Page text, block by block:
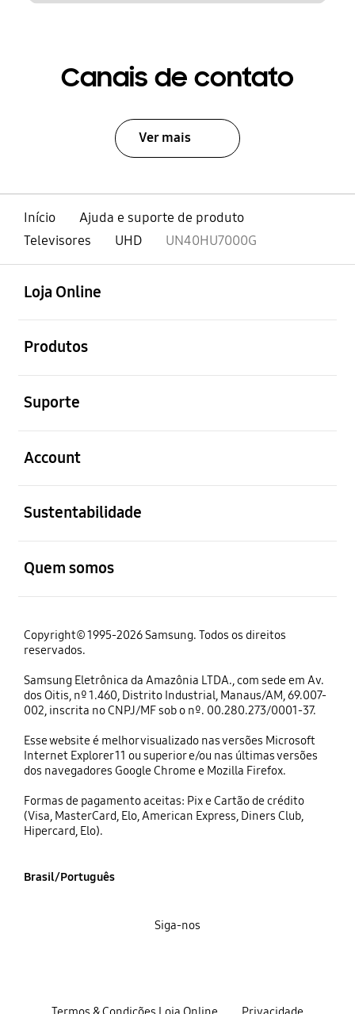
Canais de contato
Ver mais
Início
Ajuda e suporte de produto
Televisores
UHD UN40HU7000G
Loja Online
Produtos
Suporte
Account
Sustentabilidade
Quem somos
Copyright© 1995-2026 Samsung. Todos os direitos
reservados.
Samsung Eletrônica da Amazônia LTDA., com sede em Av.
dos Oitis, nº 1.460, Distrito Industrial, Manaus/AM, 69.007-
002, inscrita no CNPJ/MF sob o nº. 00.280.273/0001-37.
Esse website é melhor visualizado nas versões Microsoft
Internet Explorer 11 ou superior e/ou nas últimas versões
dos navegadores Google Chrome e Mozilla Firefox.
Formas de pagamento aceitas: Pix e Cartão de crédito
(Visa, MasterCard, Elo, American Express, Diners Club,
Hipercard, Elo).
Brasil/Português
Siga-nos